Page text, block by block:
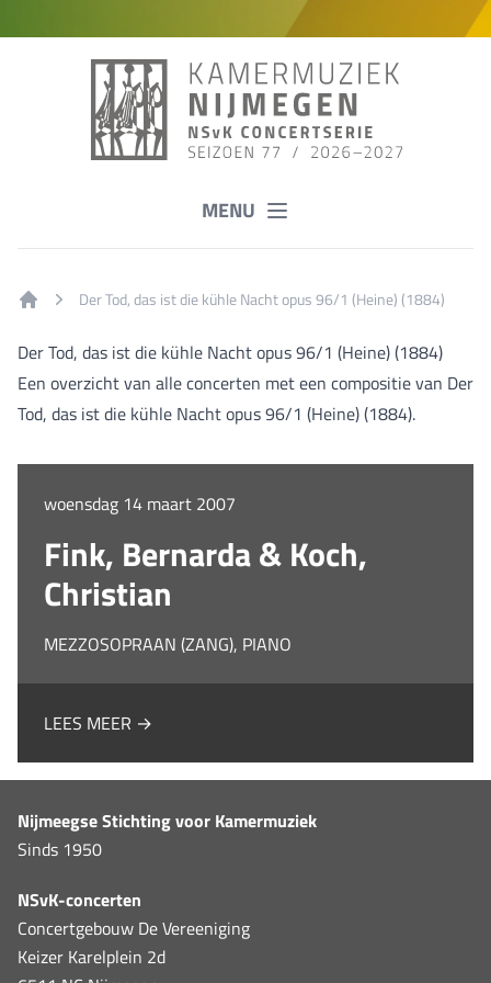
MENU
Der Tod, das ist die kühle Nacht opus 96/1 (Heine) (1884)
Der Tod, das ist die kühle Nacht opus 96/1 (Heine) (1884)
Een overzicht van alle concerten met een compositie van Der
Tod, das ist die kühle Nacht opus 96/1 (Heine) (1884).
woensdag 14 maart 2007
Fink, Bernarda & Koch,
Christian
MEZZOSOPRAAN (ZANG), PIANO
LEES MEER →
Nijmeegse Stichting voor Kamermuziek
Sinds 1950
NSvK-concerten
Concertgebouw De Vereeniging
Keizer Karelplein 2d